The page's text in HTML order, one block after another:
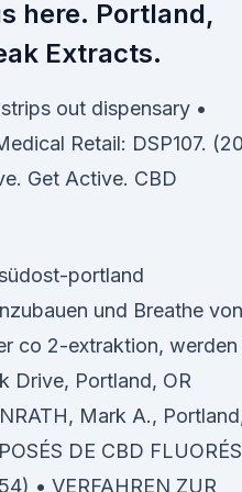
here. Portland,
Extracts.
out dispensary •
Retail: DSP107.
Get Active. CBD
portland
und Breathe von
co 2-extraktion, werden
Drive, Portland, OR
Mark A.,
DE CBD
• VERFAHREN ZUR